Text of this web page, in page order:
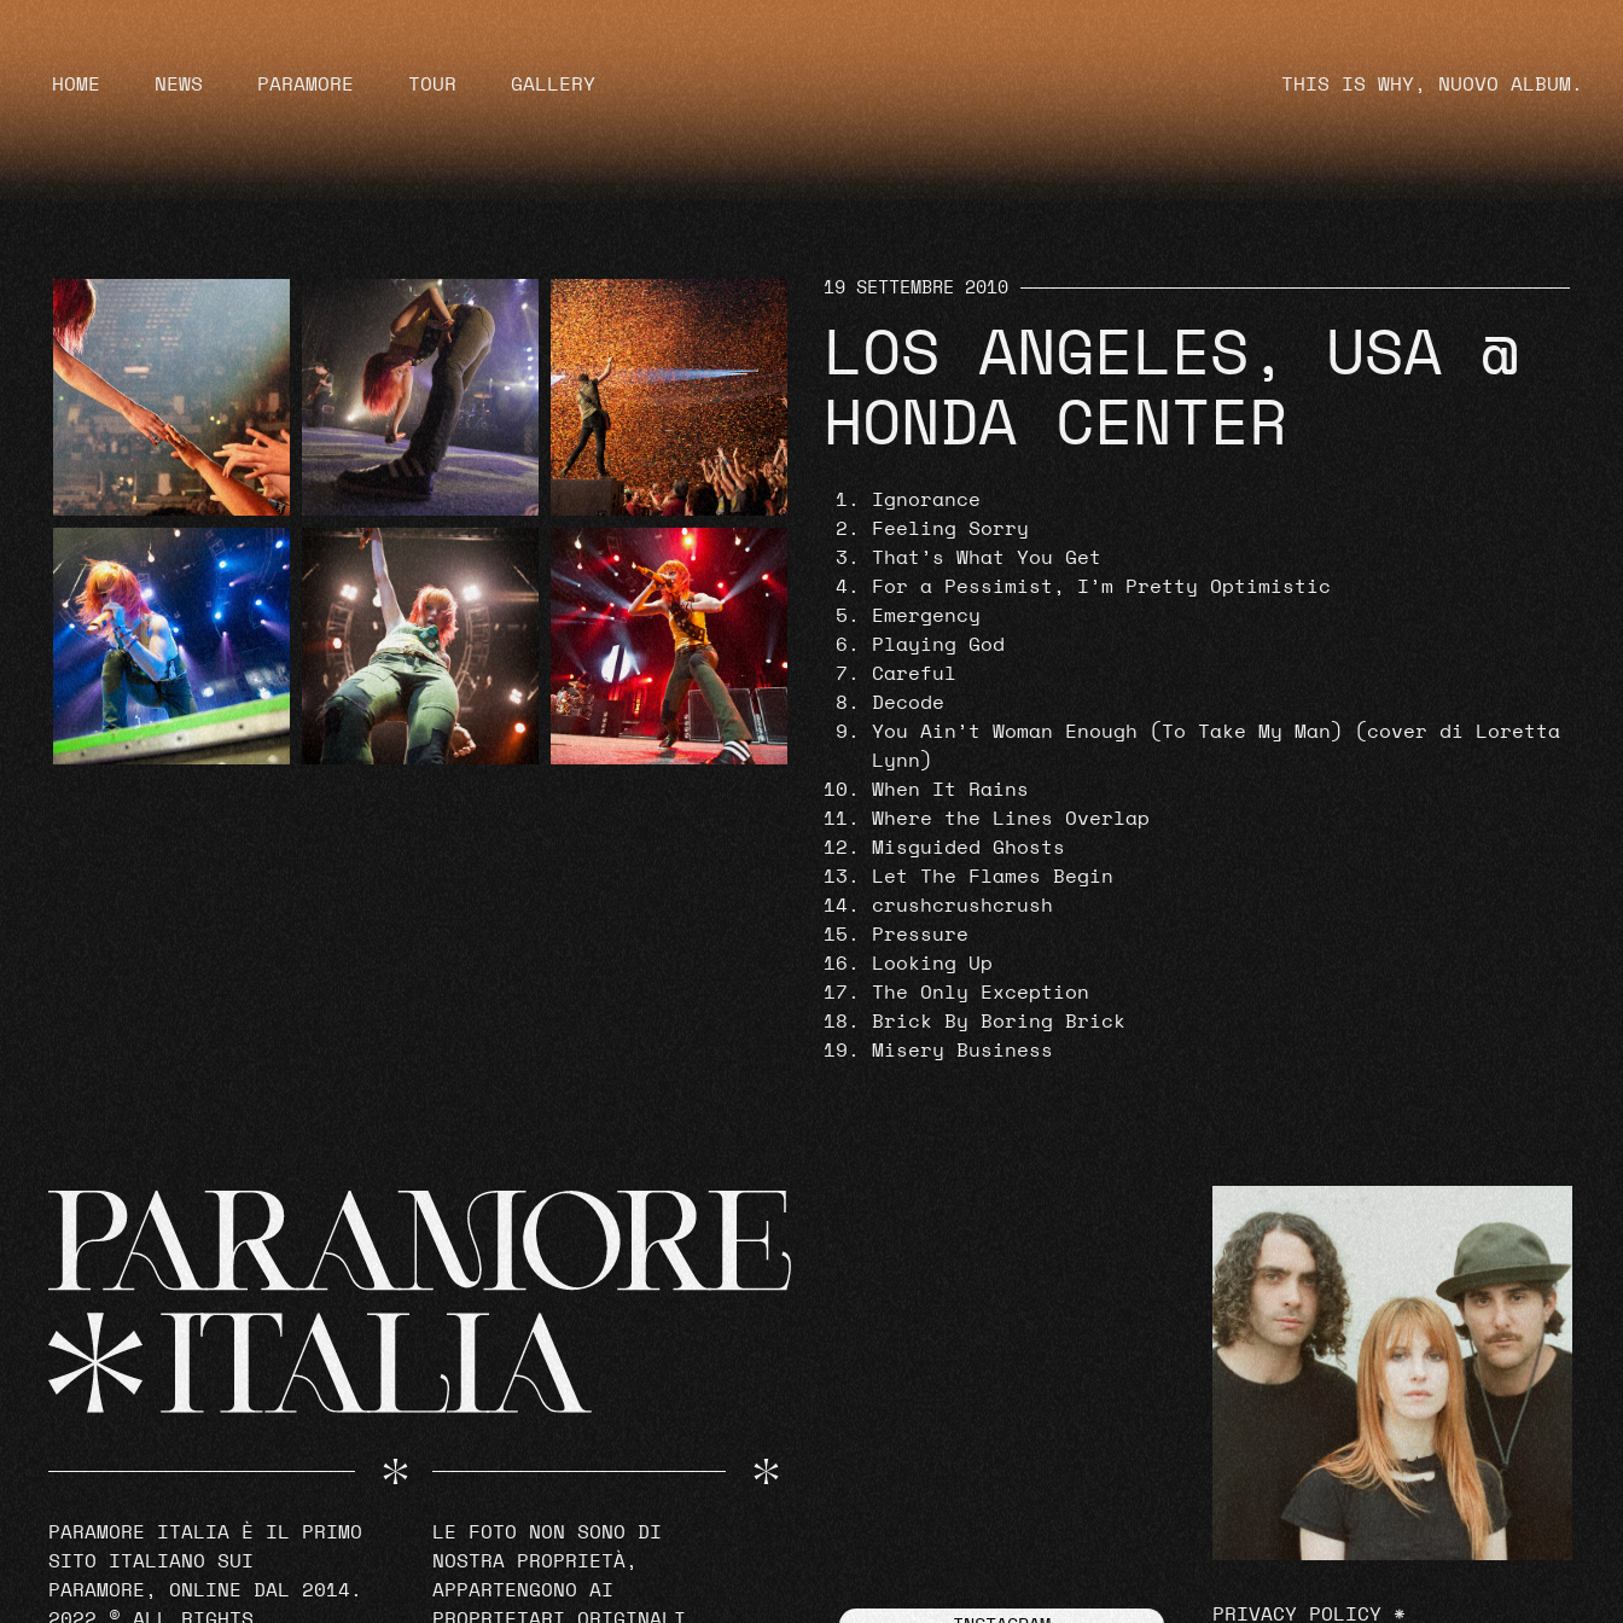
HOME NEWS PARAMORE TOUR GALLERY THIS IS WHY, NUOVO ALBUM.
19 SETTEMBRE 2010
LOS ANGELES, USA @
HONDA CENTER
Ignorance
Feeling Sorry
That’s What You Get
For a Pessimist, I’m Pretty Optimistic
Emergency
Playing God
Careful
Decode
You Ain’t Woman Enough (To Take My Man) (cover di Loretta
Lynn)
When It Rains
Where the Lines Overlap
Misguided Ghosts
Let The Flames Begin
crushcrushcrush
Pressure
Looking Up
The Only Exception
Brick By Boring Brick
Misery Business
PARAMORE ITALIA È IL PRIMO
SITO ITALIANO SUI
PARAMORE, ONLINE DAL 2014.
2022 © ALL RIGHTS
LE FOTO NON SONO DI
NOSTRA PROPRIETÀ,
APPARTENGONO AI
PROPRIETARI ORIGINALI.
PRIVACY POLICY *